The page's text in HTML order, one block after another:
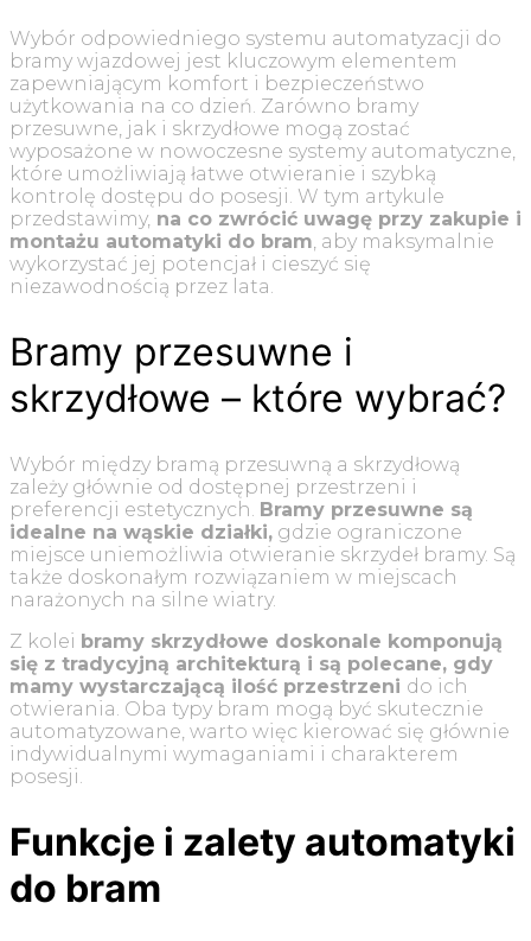
Wybór odpowiedniego systemu automatyzacji do
bramy wjazdowej jest kluczowym elementem
zapewniającym komfort i bezpieczeństwo
użytkowania na co dzień. Zarówno bramy
przesuwne, jak i skrzydłowe mogą zostać
wyposażone w nowoczesne systemy automatyczne,
które umożliwiają łatwe otwieranie i szybką
kontrolę dostępu do posesji. W tym artykule
przedstawimy, na co zwrócić uwagę przy zakupie i
montażu automatyki do bram , aby maksymalnie
wykorzystać jej potencjał i cieszyć się
niezawodnością przez lata.
Bramy przesuwne i
skrzydłowe – które wybrać?
Wybór między bramą przesuwną a skrzydłową
zależy głównie od dostępnej przestrzeni i
preferencji estetycznych. Bramy przesuwne są
idealne na wąskie działki, gdzie ograniczone
miejsce uniemożliwia otwieranie skrzydeł bramy. Są
także doskonałym rozwiązaniem w miejscach
narażonych na silne wiatry.
Z kolei bramy skrzydłowe doskonale komponują
się z tradycyjną architekturą i są polecane, gdy
mamy wystarczającą ilość przestrzeni do ich
otwierania. Oba typy bram mogą być skutecznie
automatyzowane, warto więc kierować się głównie
indywidualnymi wymaganiami i charakterem
posesji.
Funkcje i zalety automatyki
do bram